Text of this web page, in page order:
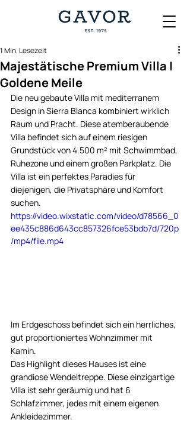
Majestätische Premium Villa |
Goldene Meile
1 Min. Lesezeit
Die neu gebaute Villa mit mediterranem
Design in Sierra Blanca kombiniert wirklich
Raum und Pracht. Diese atemberaubende
Villa befindet sich auf einem riesigen
Grundstück von 4.500 m² mit Schwimmbad,
Ruhezone und einem großen Parkplatz. Die
Villa ist ein perfektes Paradies für
diejenigen, die Privatsphäre und Komfort
suchen.
https://video.wixstatic.com/video/d78566_0
ee435c886d643cc857326fce53bdb7d/720p
/mp4/file.mp4
Im Erdgeschoss befindet sich ein herrliches,
gut proportioniertes Wohnzimmer mit
Kamin.
Das Highlight dieses Hauses ist eine
grandiose Wendeltreppe. Diese einzigartige
Villa ist sehr geräumig und hat 6
Schlafzimmer, jedes mit einem eigenen
Ankleidezimmer.